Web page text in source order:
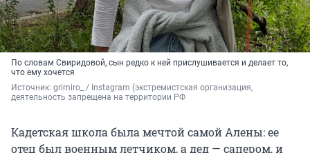
По словам Свиридовой, сын редко к ней прислушивается и делает то,
что ему хочется
Источник: grimiro_ / Instagram (экстремистская организация,
деятельность запрещена на территории РФ
Кадетская школа была мечтой самой Алены: ее
отец был военным летчиком, а дед — сапером, и